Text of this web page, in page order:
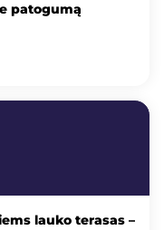
patogumą
lauko terasas –